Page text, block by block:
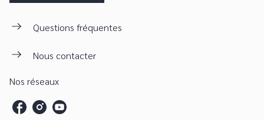
Questions fréquentes
Nous contacter
Nos réseaux